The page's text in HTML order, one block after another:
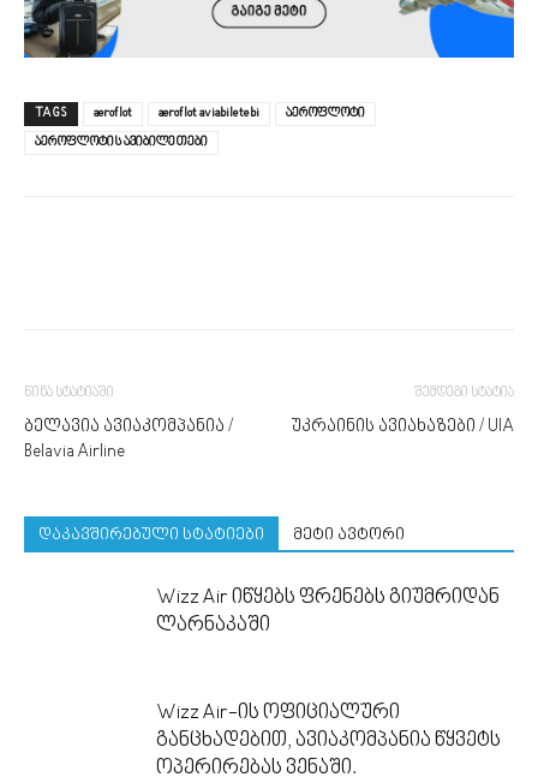
TAGS aeroflot aeroflot aviabiletebi
აეროფლოტი
აეროფლოტის ავიბილეთები
წინა სტატიაში
ბელავია ავიაკომპანია /
Belavia Airline
შემდეგი სტატია
უკრაინის ავიახაზები / UIA
დაკავშირებული სტატიები მეტი ავტორი
Wizz Air იწყებს ფრენებს გიუმრიდან
ლარნაკაში
Wizz Air-ის ოფიციალური
განცხადებით, ავიაკომპანია წყვეტს
ოპერირებას ვენაში.